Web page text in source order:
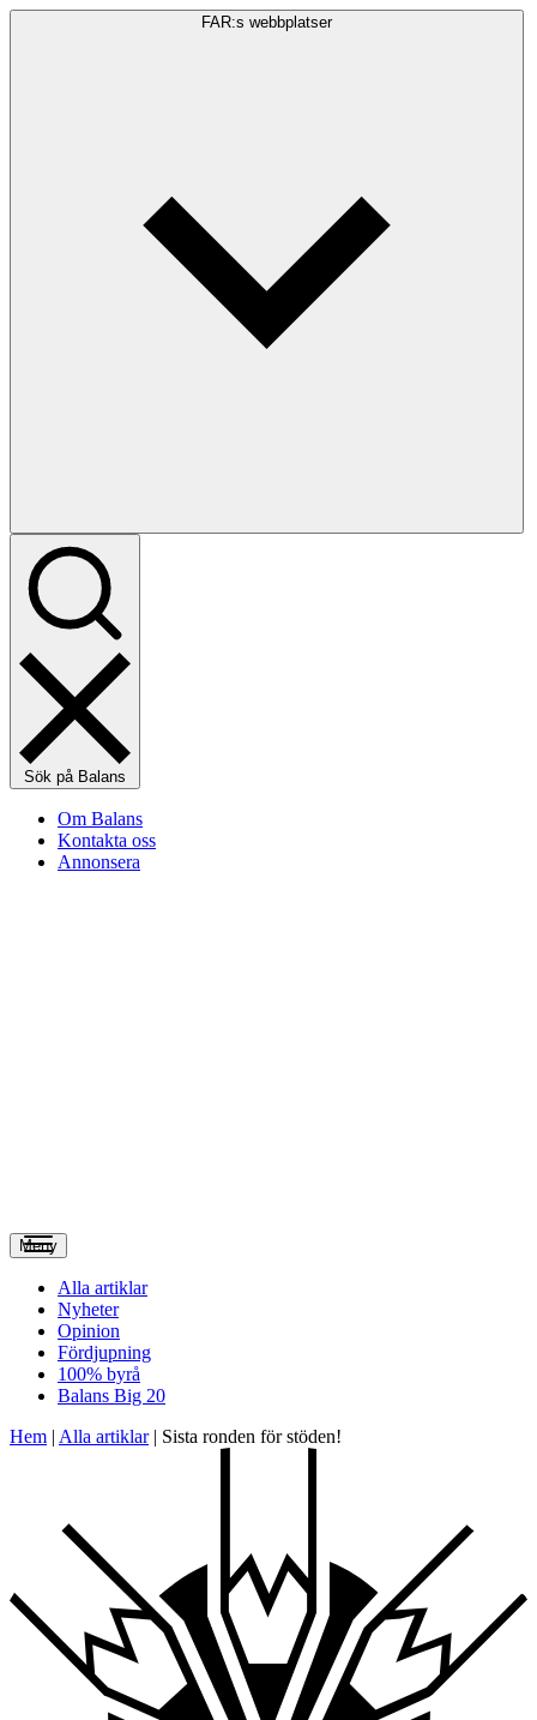
FAR:s webbplatser
Sök på Balans
Om Balans
Kontakta oss
Annonsera
Meny
Alla artiklar
Nyheter
Opinion
Fördjupning
100% byrå
Balans Big 20
Hem | Alla artiklar| Sista ronden för stöden!